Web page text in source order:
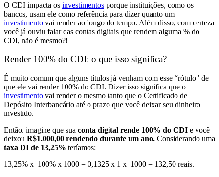
O CDI impacta os investimentos porque instituições, como os
bancos, usam ele como referência para dizer quanto um
investimento vai render ao longo do tempo. Além disso, com certeza
você já ouviu falar das contas digitais que rendem alguma % do
CDI, não é mesmo?!
Render 100% do CDI: o que isso significa?
É muito comum que alguns títulos já venham com esse “rótulo” de
que ele vai render 100% do CDI. Dizer isso significa que o
investimento vai render o mesmo tanto que o Certificado de
Depósito Interbancário até o prazo que você deixar seu dinheiro
investido.
Então, imagine que sua conta digital rende 100% do CDI e você
deixou R$1.000,00 rendendo durante um ano. Considerando uma
taxa DI de 13,25% teríamos:
13,25% x 100% x 1000 = 0,1325 x 1 x 1000 = 132,50 reais.